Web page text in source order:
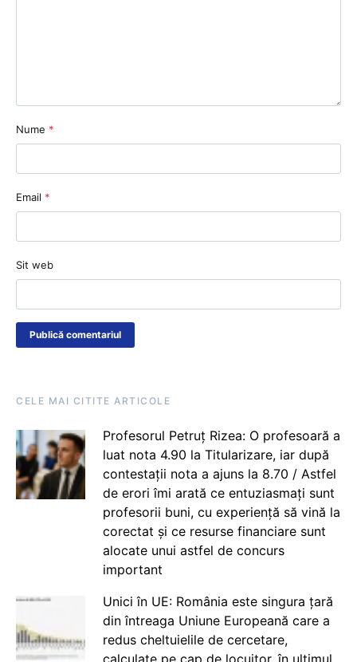
Nume *
Email *
Sit web
CELE MAI CITITE ARTICOLE
Profesorul Petruț Rizea: O profesoară a
luat nota 4.90 la Titularizare, iar după
contestații nota a ajuns la 8.70 / Astfel
de erori îmi arată ce entuziasmați sunt
profesorii buni, cu experiență să vină la
corectat și ce resurse financiare sunt
alocate unui astfel de concurs
important
Unici în UE: România este singura țară
din întreaga Uniune Europeană care a
redus cheltuielile de cercetare,